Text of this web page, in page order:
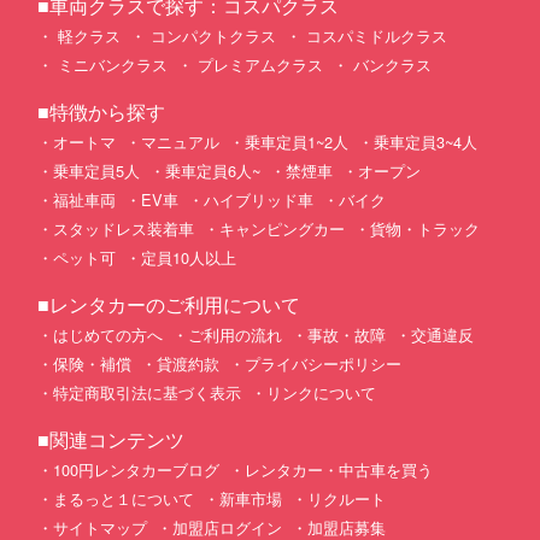
軽クラス コンパクトクラス
コスパミドルクラス
ミニバンクラス
プレミアムクラス バンクラス
■特徴から探す
オートマ マニュアル 乗車定員1~2人
乗車定員3~4人
乗車定員5人
乗車定員6人~ 禁煙車
オープン
福祉車両
EV車 ハイブリッド車
バイク
スタッドレス装着車
キャンピングカー
貨物・トラック
ペット可
定員10人以上
■レンタカーのご利用について
はじめての方へ ご利用の流れ 事故・故障
交通違反
保険・補償
貸渡約款
プライバシーポリシー
特定商取引法に基づく表示
リンクについて
■関連コンテンツ
100円レンタカーブログ
レンタカー・中古車を買う
まるっと１について
新車市場
リクルート
サイトマップ
加盟店ログイン 加盟店募集